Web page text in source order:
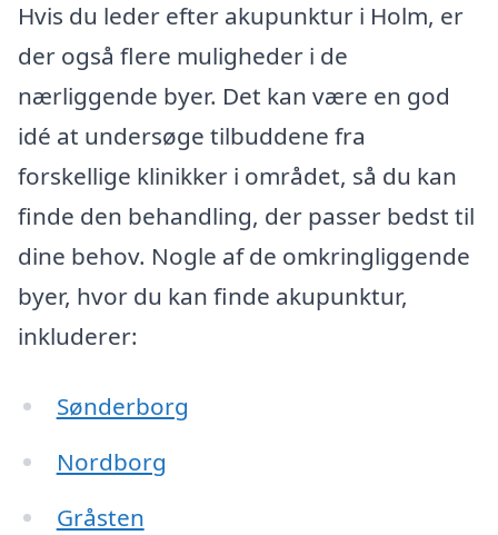
Hvis du leder efter akupunktur i Holm, er
der også flere muligheder i de
nærliggende byer. Det kan være en god
idé at undersøge tilbuddene fra
forskellige klinikker i området, så du kan
finde den behandling, der passer bedst til
dine behov. Nogle af de omkringliggende
byer, hvor du kan finde akupunktur,
inkluderer:
Sønderborg
Nordborg
Gråsten